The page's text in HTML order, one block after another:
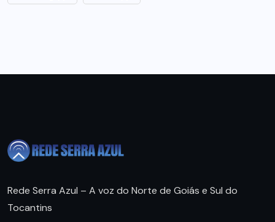
Rede Serra Azul – A voz do Norte de Goiás e Sul do
Tocantins